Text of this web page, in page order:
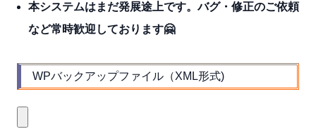
本システムはまだ発展途上です。バグ・修正のご依頼
など常時歓迎 しております🤗
WPバックアップファイル（XML形式)